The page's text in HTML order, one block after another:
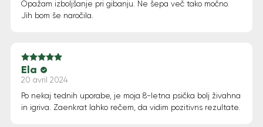
Opažam izboljšanje pri gibanju. Ne šepa več tako močno.
Jih bom še naročila.
Note5sur 5
Ela
20 avril 2024
Po nekaj tednih uporabe, je moja 8-letna psička bolj živahna
in igriva. Zaenkrat lahko rečem, da vidim pozitivns rezultate.